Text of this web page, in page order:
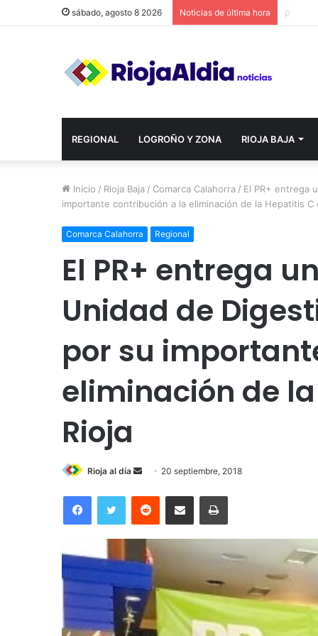
sábado, agosto 8 2026 Noticias de última hora
REGIONAL LOGROÑO Y ZONA RIOJA BAJA
Inicio / Rioja Baja / Comarca Calahorra / El PR+ entrega
importante contribución a la eliminación de la Hepatitis C
Comarca Calahorra Regional
El PR+ entrega
Unidad de
por su
eliminación de
Rioja
Rioja al día
n
d
a
n
m
a
i
20 septiembre, 2018